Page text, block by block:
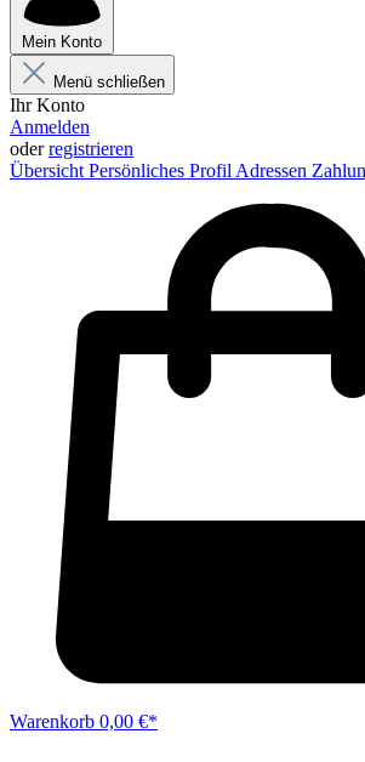
Mein Konto
Menü schließen
Ihr Konto
Anmelden
oderregistrieren
Übersicht Persönliches Profil Adressen
Warenkorb 0,00 €*